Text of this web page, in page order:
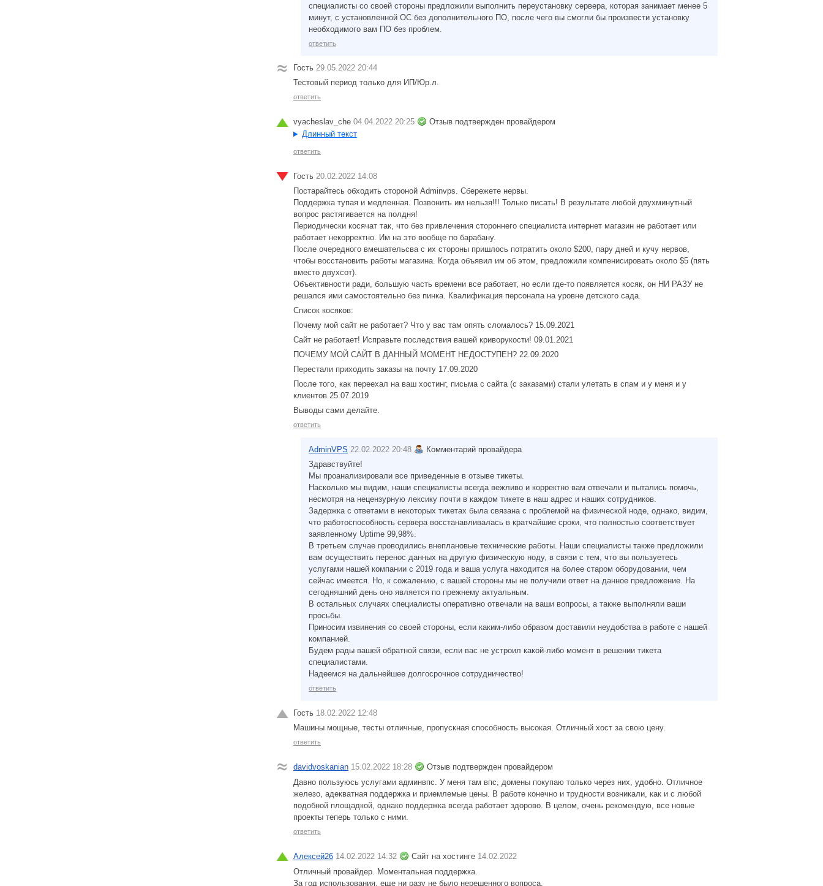
специалисты со своей стороны предложили выполнить переустановку сервера, которая занимает менее 5
минут, с установленной ОС без дополнительного ПО, после чего вы смогли бы произвести установку
необходимого вам ПО без проблем.
ответить
Гость 29.05.2022 20:44
Тестовый период только для ИП/Юр.л.
ответить
vyacheslav_che 04.04.2022 20:25
Отзыв подтвержден провайдером
Длинный текст
ответить
Гость 20.02.2022 14:08
Постарайтесь обходить стороной Adminvps. Сбережете нервы.
Поддержка тупая и медленная. Позвонить им нельзя!!! Только писать! В результате любой двухминутный
вопрос растягивается на полдня!
Периодически косячат так, что без привлечения стороннего специалиста интернет магазин не работает или
работает некорректно. Им на это вообще по барабану.
После очередного вмешательсва с их стороны пришлось потратить около $200, пару дней и кучу нервов,
чтобы восстановить работы магазина. Когда объявил им об этом, предложили компенисировать около $5 (пять
вместо двухсот).
Объективности ради, большую часть времени все работает, но если где-то появляется косяк, он НИ РАЗУ не
решался ими самостоятельно без пинка. Квалификация персонала на уровне детского сада.
Список косяков:
Почему мой сайт не работает? Что у вас там опять сломалось? 15.09.2021
Сайт не работает! Исправьте последствия вашей криворукости! 09.01.2021
ПОЧЕМУ МОЙ САЙТ В ДАННЫЙ МОМЕНТ НЕДОСТУПЕН? 22.09.2020
Перестали приходить заказы на почту 17.09.2020
После того, как переехал на ваш хостинг, письма с сайта (с заказами) стали улетать в спам и у меня и у
клиентов 25.07.2019
Выводы сами делайте.
ответить
AdminVPS 22.02.2022 20:48
Комментарий провайдера
Здравствуйте!
Мы проанализировали все приведенные в отзыве тикеты.
Насколько мы видим, наши специалисты всегда вежливо и корректно вам отвечали и пытались помочь,
несмотря на нецензурную лексику почти в каждом тикете в наш адрес и наших сотрудников.
Задержка с ответами в некоторых тикетах была связана с проблемой на физической ноде, однако, видим,
что работоспособность сервера восстанавливалась в кратчайшие сроки, что полностью соответствует
заявленному Uptime 99,98%.
В третьем случае проводились внеплановые технические работы. Наши специалисты также предложили
вам осуществить перенос данных на другую физическую ноду, в связи с тем, что вы пользуетесь
услугами нашей компании с 2019 года и ваша услуга находится на более старом оборудовании, чем
сейчас имеется. Но, к сожалению, с вашей стороны мы не получили ответ на данное предложение. На
сегодняшний день оно является по прежнему актуальным.
В остальных случаях специалисты оперативно отвечали на ваши вопросы, а также выполняли ваши
просьбы.
Приносим извинения со своей стороны, если каким-либо образом доставили неудобства в работе с нашей
компанией.
Будем рады вашей обратной связи, если вас не устроил какой-либо момент в решении тикета
специалистами.
Надеемся на дальнейшее долгосрочное сотрудничество!
ответить
Гость 18.02.2022 12:48
Машины мощные, тесты отличные, пропускная способность высокая. Отличный хост за свою цену.
ответить
davidvoskanian 15.02.2022 18:28
Отзыв подтвержден провайдером
Давно пользуюсь услугами админвпс. У меня там впс, домены покупаю только через них, удобно. Отличное
железо, адекватная поддержка и приемлемые цены. В работе конечно и трудности возникали, как и с любой
подобной площадкой, однако поддержка всегда работает здорово. В целом, очень рекомендую, все новые
проекты теперь только с ними.
ответить
Алексей26 14.02.2022 14:32 Сайт на хостинге 14.02.2022
Отличный провайдер. Моментальная поддержка.
За год использования, еще ни разу не было нерешенного вопроса.